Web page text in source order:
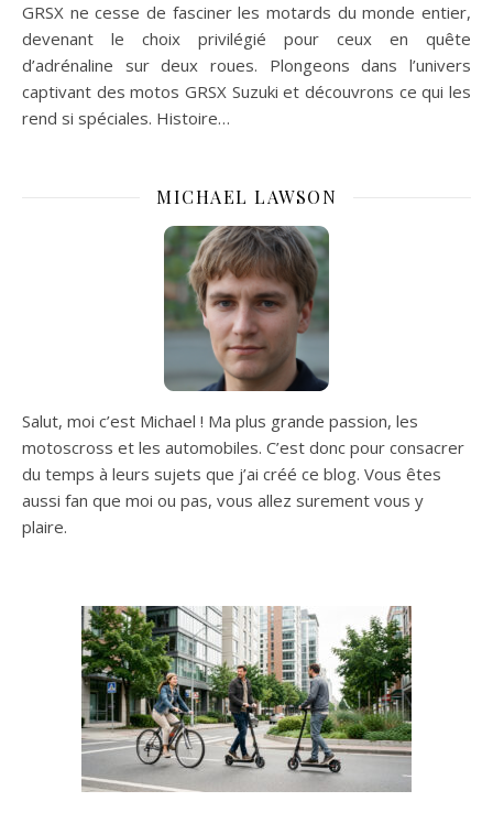
GRSX ne cesse de fasciner les motards du monde entier,
devenant le choix privilégié pour ceux en quête
d’adrénaline sur deux roues. Plongeons dans l’univers
captivant des motos GRSX Suzuki et découvrons ce qui les
rend si spéciales. Histoire…
MICHAEL LAWSON
Salut, moi c’est Michael ! Ma plus grande passion, les
motoscross et les automobiles. C’est donc pour consacrer
du temps à leurs sujets que j’ai créé ce blog. Vous êtes
aussi fan que moi ou pas, vous allez surement vous y
plaire.